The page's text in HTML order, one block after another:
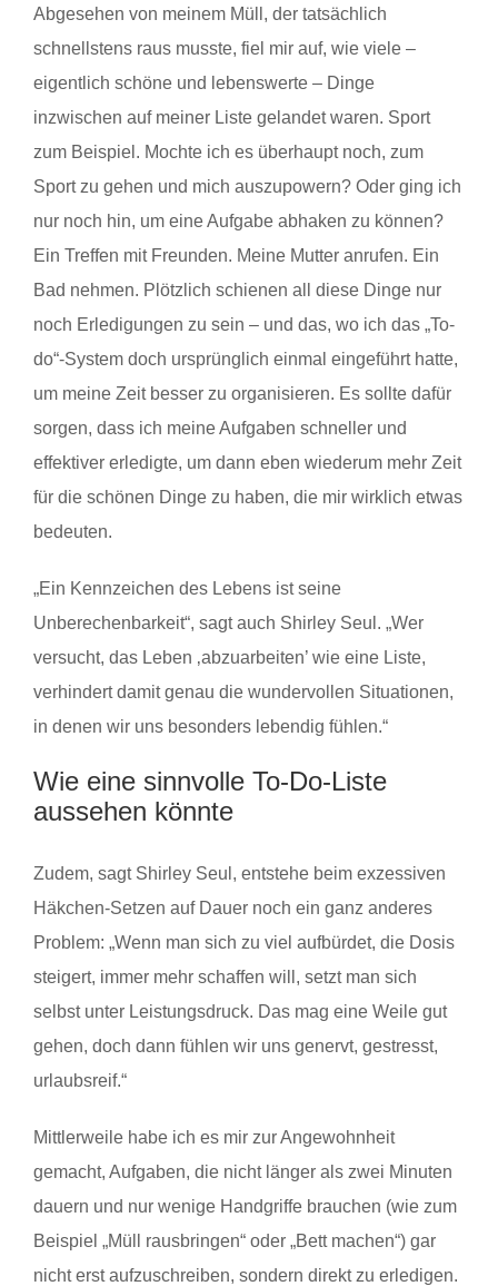
Abgesehen von meinem Müll, der tatsächlich
schnellstens raus musste, fiel mir auf, wie viele –
eigentlich schöne und lebenswerte – Dinge
inzwischen auf meiner Liste gelandet waren. Sport
zum Beispiel. Mochte ich es überhaupt noch, zum
Sport zu gehen und mich auszupowern? Oder ging ich
nur noch hin, um eine Aufgabe abhaken zu können?
Ein Treffen mit Freunden. Meine Mutter anrufen. Ein
Bad nehmen. Plötzlich schienen all diese Dinge nur
noch Erledigungen zu sein – und das, wo ich das „To-
do“-System doch ursprünglich einmal eingeführt hatte,
um meine Zeit besser zu organisieren. Es sollte dafür
sorgen, dass ich meine Aufgaben schneller und
effektiver erledigte, um dann eben wiederum mehr Zeit
für die schönen Dinge zu haben, die mir wirklich etwas
bedeuten.
„Ein Kennzeichen des Lebens ist seine
Unberechenbarkeit“, sagt auch Shirley Seul. „Wer
versucht, das Leben ‚abzuarbeiten’ wie eine Liste,
verhindert damit genau die wundervollen Situationen,
in denen wir uns besonders lebendig fühlen.“
Wie eine sinnvolle To-Do-Liste
aussehen könnte
Zudem, sagt Shirley Seul, entstehe beim exzessiven
Häkchen-Setzen auf Dauer noch ein ganz anderes
Problem: „Wenn man sich zu viel aufbürdet, die Dosis
steigert, immer mehr schaffen will, setzt man sich
selbst unter Leistungsdruck. Das mag eine Weile gut
gehen, doch dann fühlen wir uns genervt, gestresst,
urlaubsreif.“
Mittlerweile habe ich es mir zur Angewohnheit
gemacht, Aufgaben, die nicht länger als zwei Minuten
dauern und nur wenige Handgriffe brauchen (wie zum
Beispiel „Müll rausbringen“ oder „Bett machen“) gar
nicht erst aufzuschreiben, sondern direkt zu erledigen.